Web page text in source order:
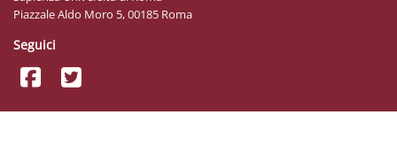
Piazzale Aldo Moro 5, 00185 Roma
Seguici